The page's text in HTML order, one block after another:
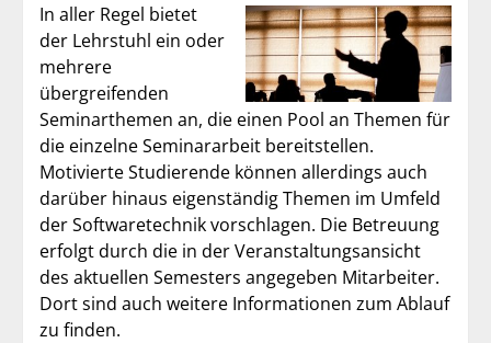
In aller Regel bietet
der Lehrstuhl ein oder
mehrere
übergreifenden
Seminarthemen an, die einen Pool an Themen für
die einzelne Seminararbeit bereitstellen.
Motivierte Studierende können allerdings auch
darüber hinaus eigenständig Themen im Umfeld
der Softwaretechnik vorschlagen. Die Betreuung
erfolgt durch die in der Veranstaltungsansicht
des aktuellen Semesters angegeben Mitarbeiter.
Dort sind auch weitere Informationen zum Ablauf
zu finden.